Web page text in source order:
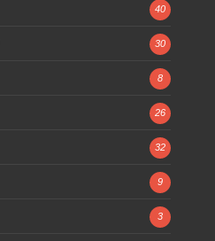
40
30
8
26
32
9
3